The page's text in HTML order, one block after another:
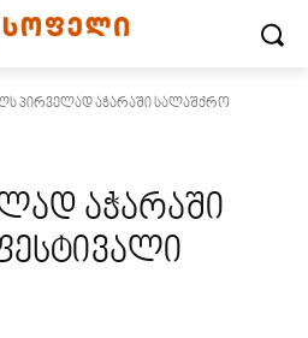
პირველად აჭარაში სალაშქრო
აჭარაში